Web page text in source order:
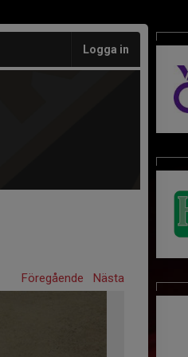
Logga in
Föregående Nästa